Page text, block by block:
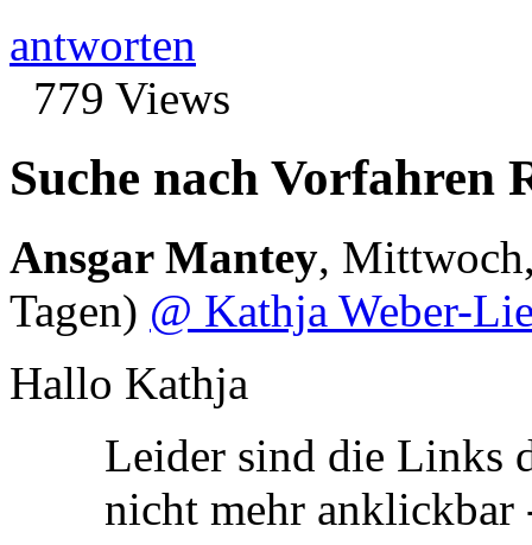
antworten
779 Views
Suche nach Vorfahren
Ansgar Mantey,
Tagen) @ Kathja Weber-
Hallo Kathja
Leider sind die Links
nicht mehr anklickbar